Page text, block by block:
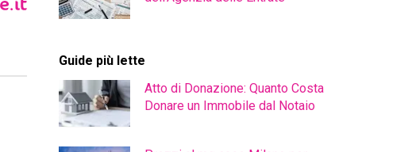
Guide più lette
Atto di Donazione: Quanto Costa
Donare un Immobile dal Notaio